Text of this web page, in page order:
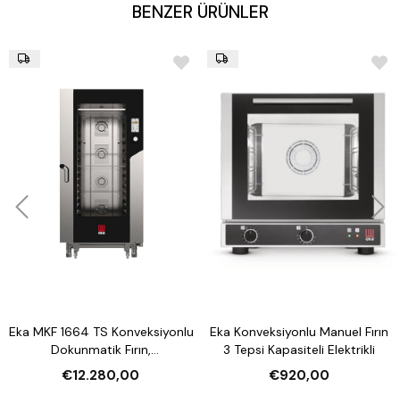
BENZER ÜRÜNLER
Eka MKF 1664 TS Konveksiyonlu
Dokunmatik Fırın,
Nemlendirmeli 16 Tepsi
Kapasiteli Elektrikli
€12.280,00
Eka Konveksiyonlu Manuel Fırın
3 Tepsi Kapasiteli Elektrikli
€920,00